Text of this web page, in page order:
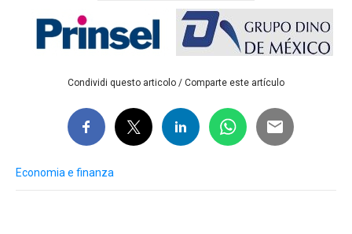
Condividi questo articolo / Comparte este artículo
Economia e finanza